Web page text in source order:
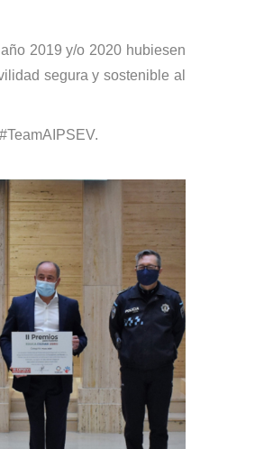
2019 y/o 2020 hubiesen
segura y sostenible al